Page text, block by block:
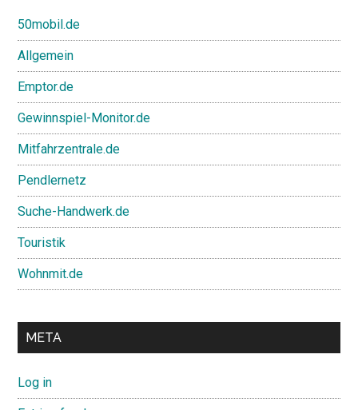
50mobil.de
Allgemein
Emptor.de
Gewinnspiel-Monitor.de
Mitfahrzentrale.de
Pendlernetz
Suche-Handwerk.de
Touristik
Wohnmit.de
META
Log in